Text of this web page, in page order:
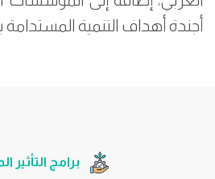
أجندة أهداف التنمية المستدامة
برامج التأثير